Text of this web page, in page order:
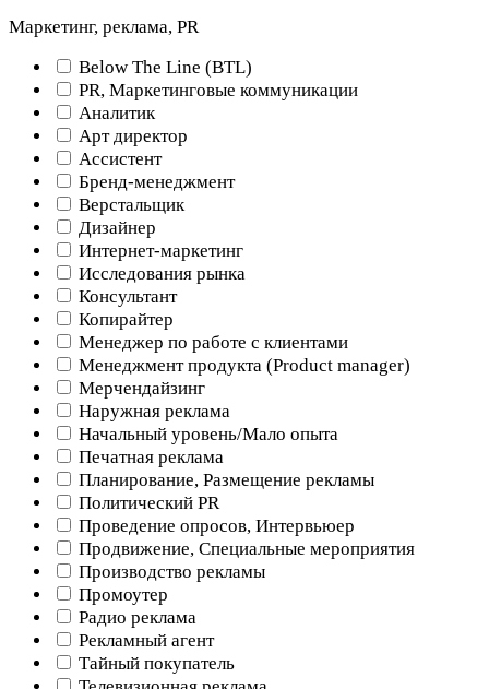
Маркетинг, реклама, PR
Below The Line (BTL)
PR, Маркетинговые коммуникации
Аналитик
Арт директор
Ассистент
Бренд-менеджмент
Верстальщик
Дизайнер
Интернет-маркетинг
Исследования рынка
Консультант
Копирайтер
Менеджер по работе с клиентами
Менеджмент продукта (Product manager)
Мерчендайзинг
Наружная реклама
Начальный уровень/Мало опыта
Печатная реклама
Планирование, Размещение рекламы
Политический PR
Проведение опросов, Интервьюер
Продвижение, Специальные мероприятия
Производство рекламы
Промоутер
Радио реклама
Рекламный агент
Тайный покупатель